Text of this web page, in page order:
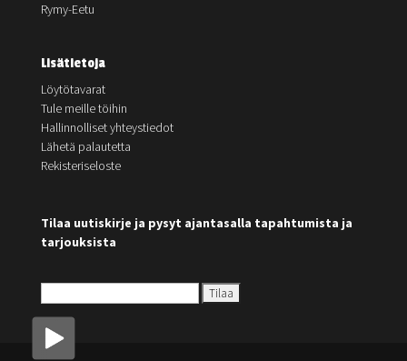
Rymy-Eetu
Lisätietoja
Löytötavarat
Tule meille töihin
Hallinnolliset yhteystiedot
Lähetä palautetta
Rekisteriseloste
Tilaa uutiskirje ja pysyt ajantasalla tapahtumista ja
tarjouksista